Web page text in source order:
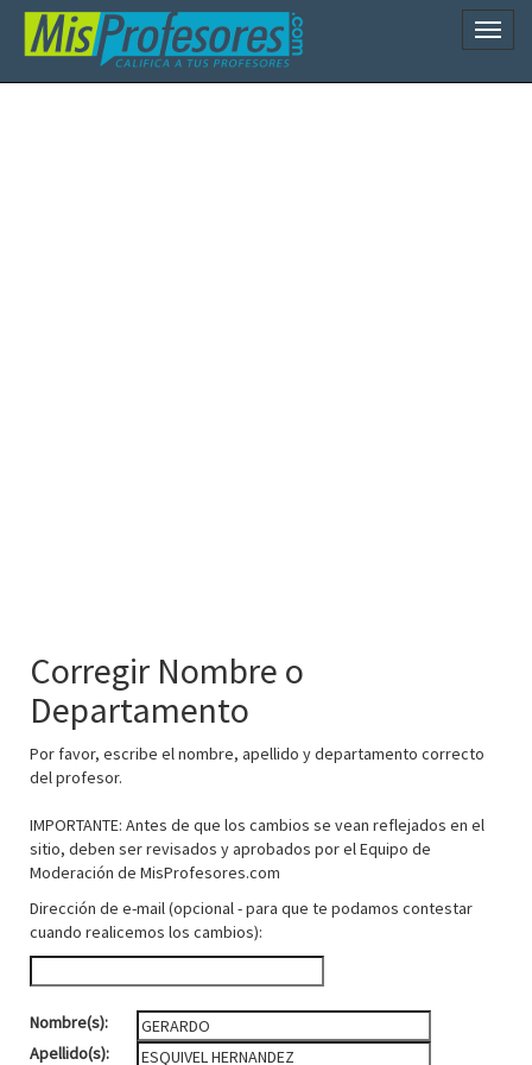
Corregir Nombre o
Departamento
Por favor, escribe el nombre, apellido y departamento correcto
del profesor.
IMPORTANTE: Antes de que los cambios se vean reflejados en el
sitio, deben ser revisados y aprobados por el Equipo de
Moderación de MisProfesores.com
Dirección de e-mail (opcional - para que te podamos contestar
cuando realicemos los cambios):
Nombre(s):
Apellido(s):